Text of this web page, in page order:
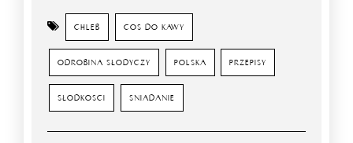
CHLEB COS DO KAWY
ODROBINA SŁODYCZY POLSKA PRZEPISY
SŁODKOSCI SNIADANIE